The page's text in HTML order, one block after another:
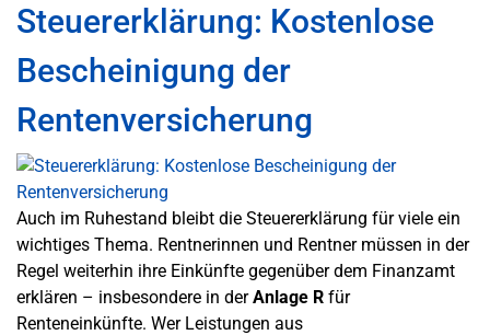
Steuererklärung: Kostenlose
Bescheinigung der
Rentenversicherung
Auch im Ruhestand bleibt die Steuererklärung für viele ein
wichtiges Thema. Rentnerinnen und Rentner müssen in der
Regel weiterhin ihre Einkünfte gegenüber dem Finanzamt
erklären – insbesondere in derAnlage R für
Renteneinkünfte. Wer Leistungen aus